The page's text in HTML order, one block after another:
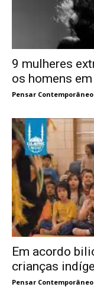
9 mulheres
os homens
Pensar Contemporâneo
Em acordo
crianças
Pensar Contemporâneo